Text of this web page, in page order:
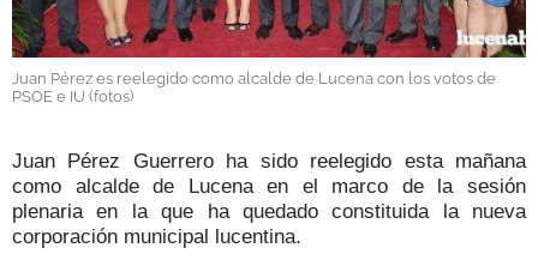
Juan Pérez es reelegido como alcalde de Lucena con los votos de
PSOE e IU (fotos)
Juan Pérez Guerrero ha sido reelegido esta mañana
como alcalde de Lucena en el marco de la sesión
plenaria en la que ha quedado constituida la nueva
corporación municipal lucentina.